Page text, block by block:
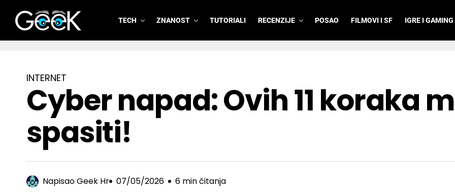
GeeK.hr
TECH ZNANOST TUTORIALI RECENZIJE POSAO FILMOVI I SF IGRE I GAMING
INTERNET
Cyber napad: Ovih 11 koraka
spasiti!
NapisaoGeek Hr 07/05/2026 6 min čitanja